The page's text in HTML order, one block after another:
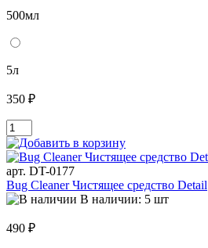
500мл
5л
350 ₽
арт. DT-0177
Bug Cleaner Чистящее средство Detail
В наличии: 5 шт
490 ₽